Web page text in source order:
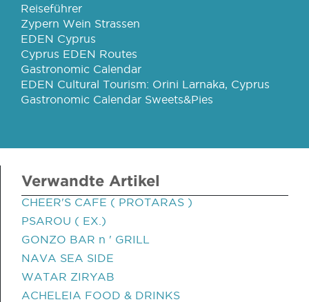
Reiseführer
Zypern Wein Strassen
EDEN Cyprus
Cyprus EDEN Routes
Gastronomic Calendar
EDEN Cultural Tourism: Orini Larnaka, Cyprus
Gastronomic Calendar Sweets&Pies
Verwandte Artikel
CHEER'S CAFE ( PROTARAS )
PSAROU ( EX.)
GONZO BAR n ' GRILL
NAVA SEA SIDE
WATAR ZIRYAB
ACHELEIA FOOD & DRINKS